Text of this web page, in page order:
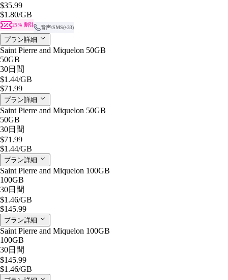
$35.99
$1.80/GB
25% 割引 音声/SMS(+33)
プラン詳細
Saint Pierre and Miquelon 50GB
50GB
30日間
$1.44/GB
$71.99
プラン詳細
Saint Pierre and Miquelon 50GB
50GB
30日間
$71.99
$1.44/GB
プラン詳細
Saint Pierre and Miquelon 100GB
100GB
30日間
$1.46/GB
$145.99
プラン詳細
Saint Pierre and Miquelon 100GB
100GB
30日間
$145.99
$1.46/GB